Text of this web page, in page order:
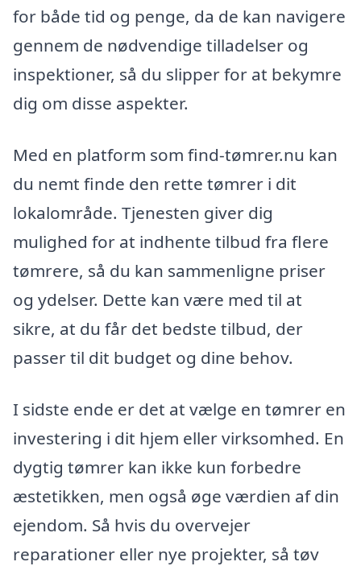
for både tid og penge, da de kan navigere
gennem de nødvendige tilladelser og
inspektioner, så du slipper for at bekymre
dig om disse aspekter.
Med en platform som find-tømrer.nu kan
du nemt finde den rette tømrer i dit
lokalområde. Tjenesten giver dig
mulighed for at indhente tilbud fra flere
tømrere, så du kan sammenligne priser
og ydelser. Dette kan være med til at
sikre, at du får det bedste tilbud, der
passer til dit budget og dine behov.
I sidste ende er det at vælge en tømrer en
investering i dit hjem eller virksomhed. En
dygtig tømrer kan ikke kun forbedre
æstetikken, men også øge værdien af din
ejendom. Så hvis du overvejer
reparationer eller nye projekter, så tøv